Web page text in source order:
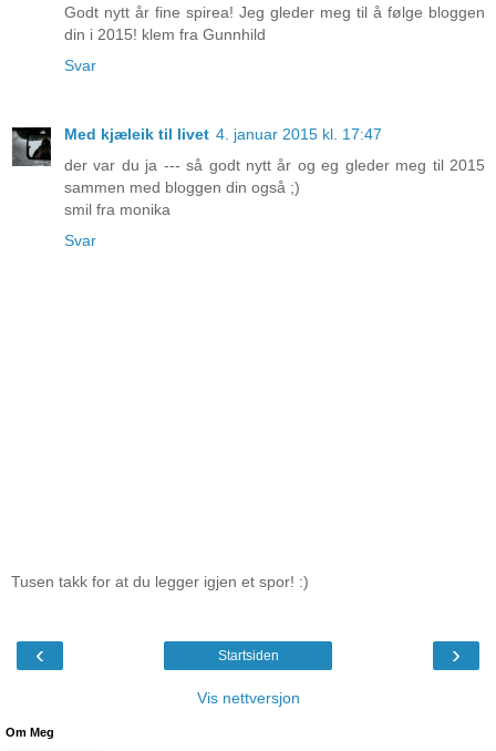
Godt nytt år fine spirea! Jeg gleder meg til å følge bloggen
din i 2015! klem fra Gunnhild
Svar
Med kjæleik til livet 4. januar 2015 kl. 17:47
der var du ja --- så godt nytt år og eg gleder meg til 2015
sammen med bloggen din også ;)
smil fra monika
Svar
Tusen takk for at du legger igjen et spor! :)
‹ ›
Startsiden
Vis nettversjon
Om Meg